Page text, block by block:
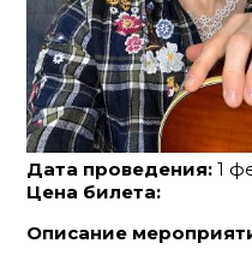
Дата проведения: 1
Цена билета:
Описание